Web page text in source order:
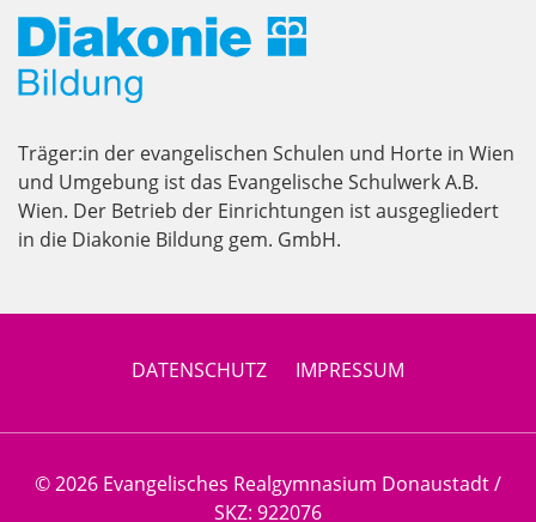
Träger:in der evangelischen Schulen und Horte in Wien
und Umgebung ist das Evangelische Schulwerk A.B.
Wien. Der Betrieb der Einrichtungen ist ausgegliedert
in die Diakonie Bildung gem. GmbH.
© 2026 Evangelisches Realgymnasium Donaustadt /
SKZ: 922076
DATENSCHUTZ IMPRESSUM